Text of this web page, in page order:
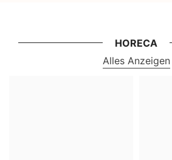
HORECA
Alles Anzeigen